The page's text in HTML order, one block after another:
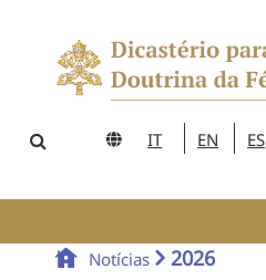
IT EN ES
Notícias 2026